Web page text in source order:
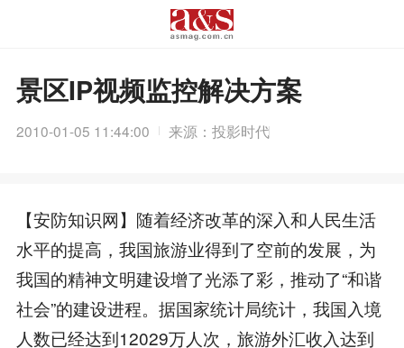
景区IP视频监控解决方案
2010-01-05 11:44:00 来源：投影时代
【安防知识网】随着经济改革的深入和人民生活
水平的提高，我国旅游业得到了空前的发展，为
我国的精神文明建设增了光添了彩，推动了“和谐
社会”的建设进程。据国家统计局统计，我国入境
人数已经达到12029万人次，旅游外汇收入达到